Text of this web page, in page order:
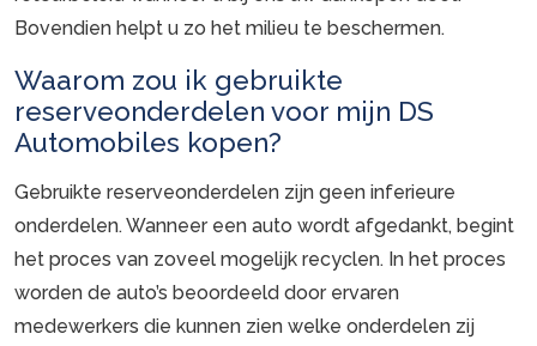
Bovendien helpt u zo het milieu te beschermen.
Waarom zou ik gebruikte
reserveonderdelen voor mijn DS
Automobiles kopen?
Gebruikte reserveonderdelen zijn geen inferieure
onderdelen. Wanneer een auto wordt afgedankt, begint
het proces van zoveel mogelijk recyclen. In het proces
worden de auto’s beoordeeld door ervaren
medewerkers die kunnen zien welke onderdelen zij